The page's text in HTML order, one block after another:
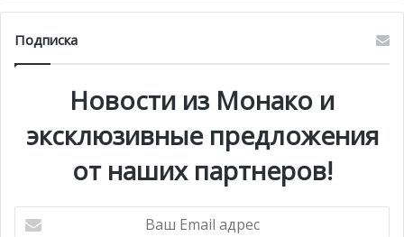
Подписка
Новости из Монако и
эксклюзивные предложения
от наших партнеров!
Email